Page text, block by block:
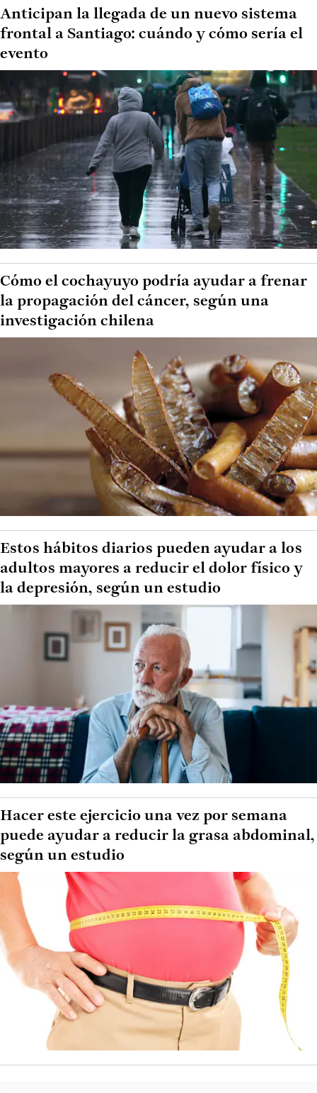
Anticipan la llegada de un nuevo sistema
frontal a Santiago: cuándo y cómo sería el
evento
Cómo el cochayuyo podría ayudar a frenar
la propagación del cáncer, según una
investigación chilena
Estos hábitos diarios pueden ayudar a los
adultos mayores a reducir el dolor físico y
la depresión, según un estudio
Hacer este ejercicio una vez por semana
puede ayudar a reducir la grasa abdominal,
según un estudio